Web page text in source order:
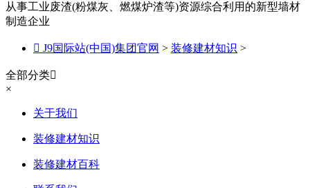
从事工业废渣(粉煤灰、燃煤炉渣等)资源综合利用的新型墙材
制造企业
 J9国际站(中国)集团官网 > 装修建材知识 >
全部分类
×
关于我们
装修建材知识
装修建材百科